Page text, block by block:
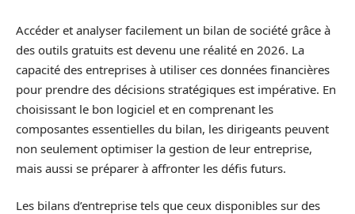
Accéder et analyser facilement un bilan de société grâce à
des outils gratuits est devenu une réalité en 2026. La
capacité des entreprises à utiliser ces données financières
pour prendre des décisions stratégiques est impérative. En
choisissant le bon logiciel et en comprenant les
composantes essentielles du bilan, les dirigeants peuvent
non seulement optimiser la gestion de leur entreprise,
mais aussi se préparer à affronter les défis futurs.
Les bilans d’entreprise tels que ceux disponibles sur des